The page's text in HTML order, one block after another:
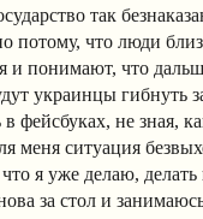
так
потому, что люди
и понимают, что
украинцы гибнуть
фейсбуках, не зная,
меня ситуация
я уже делаю,
за стол и